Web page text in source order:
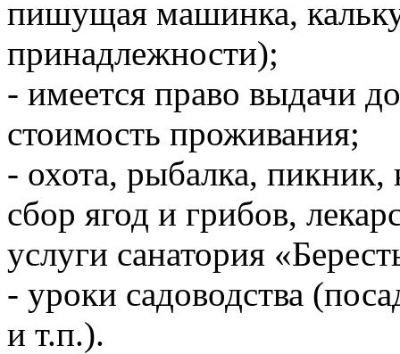
пишущая машинка,
принадлежности);
- имеется право выдачи
стоимость проживания;
- охота, рыбалка,
сбор ягод и грибов,
услуги санатория
- уроки садоводства
и т.п.).